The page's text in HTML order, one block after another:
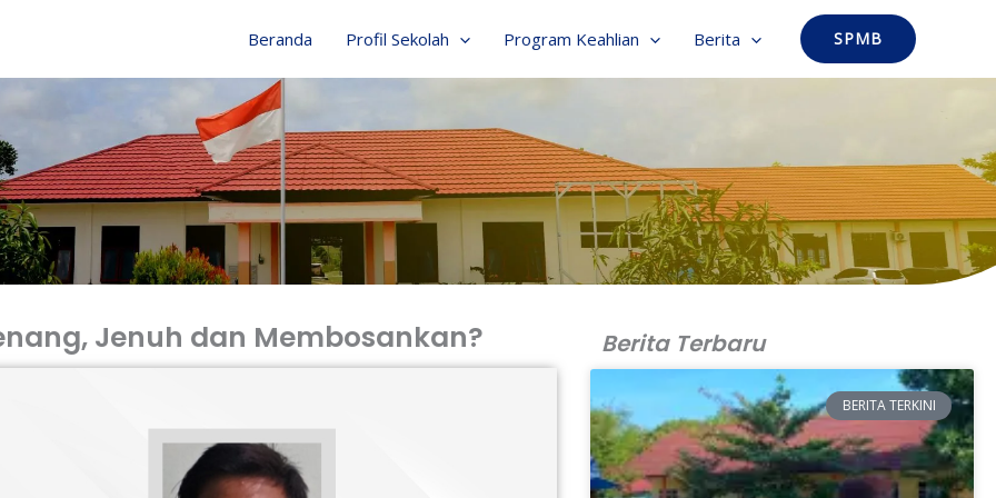
Beranda Profil Sekolah Program Keahlian Berita SPMB
Jenuh dan Membosankan? Berita Terbaru
BERITA TERKINI